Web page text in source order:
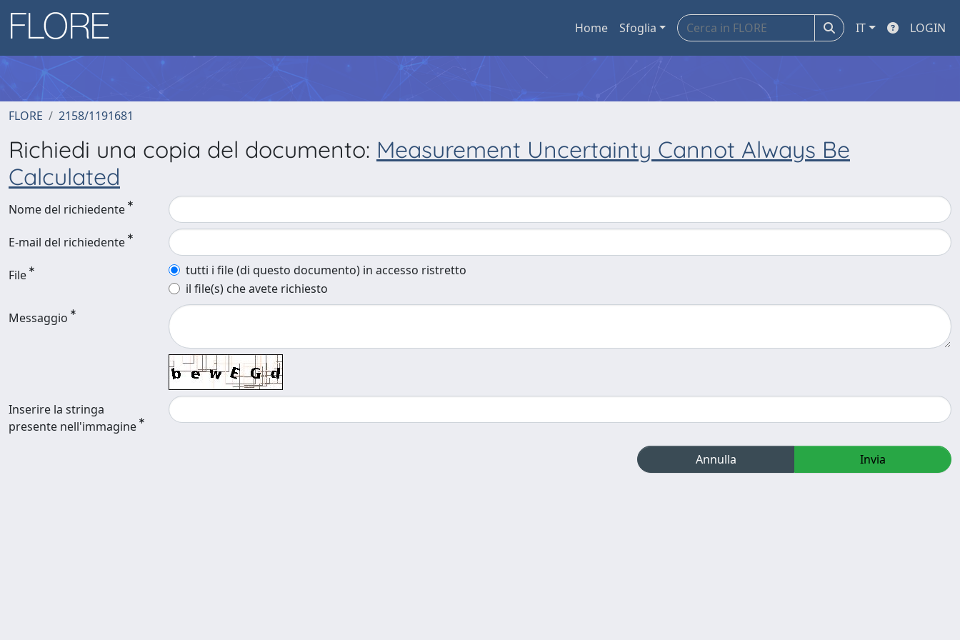
Home Sfoglia IT LOGIN
FLORE 2158/1191681
Richiedi una copia del documento: Measurement Uncertainty Cannot Always Be
Calculated
Nome del richiedente
E-mail del richiedente
File
tutti i file (di questo documento) in accesso ristretto
il file(s) che avete richiesto
Messaggio
Inserire la stringa
presente nell'immagine
Annulla Invia